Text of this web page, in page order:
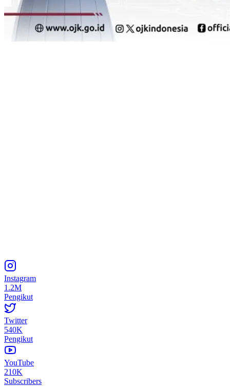
Instagram
1.2M
Pengikut
Twitter
540K
Pengikut
YouTube
210K
Subscribers